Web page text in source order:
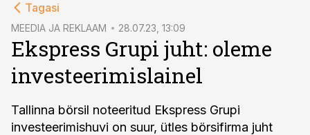
Tagasi
MEEDIA JA REKLAAM 28.07.23, 13:09
Ekspress Grupi juht: oleme
investeerimislainel
Tallinna börsil noteeritud Ekspress Grupi
investeerimishuvi on suur, ütles börsifirma juht